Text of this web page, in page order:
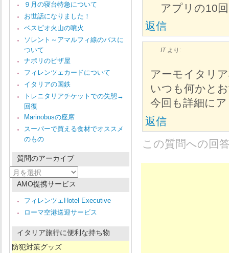
アプリの10
返信
IT より:
アーモイタリ
いつも何かと
今回も詳細に
返信
この質問への回
９月の寝台特急について
お世話になりました！
ベスピオ火山の噴火
ソレント～アマルフィ線のバスに
ついて
ナポリのピザ屋
フィレンツェカードについて
イタリアの国鉄
トレニタリアチケットでの失態→
回復
Marinobusの座席
スーパーで買える食材でオススメ
のもの
質問のアーカイブ
質
問
AMO提携サービス
フィレンツェHotel Executive
ローマ空港送迎サービス
イタリア旅行に便利な持ち物
防犯対策グッズ